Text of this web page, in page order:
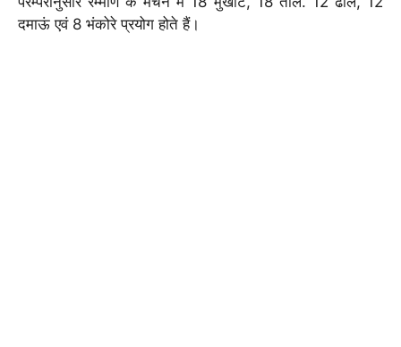
दमाऊं एवं 8 भंकोरे प्रयोग होते हैं।